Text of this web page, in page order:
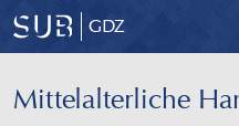
GDZ
Mittelalterliche